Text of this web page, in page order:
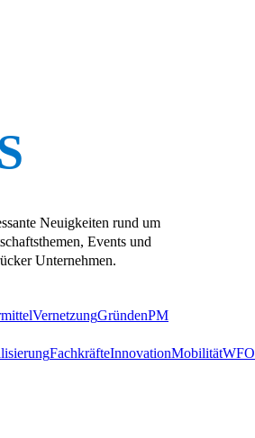
Neuigkeiten rund um
Events und
Unternehmen.
VernetzungGründenPM
FachkräfteInnovationMobilität